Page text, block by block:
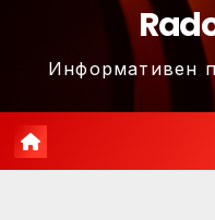
Информативен